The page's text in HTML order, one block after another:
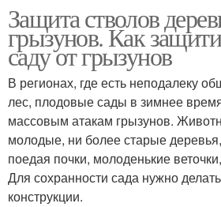
Защита стволов
грызунов. Как
саду от грызунов
В регионах, где есть неподалеку
лес, плодовые сады в зимнее
массовым атакам грызунов.
молодые, ни более старые
поедая почки, молоденькие
Для сохранности сада нужно
конструкции.